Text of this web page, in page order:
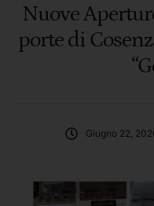
Nuove
porte di
Giugno 22,